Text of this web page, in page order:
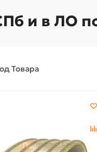
и в ЛО
Товара